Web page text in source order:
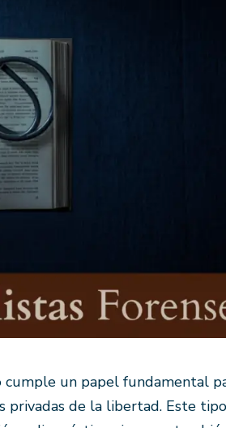
cumple un papel fundamental
privadas de la libertad. Este